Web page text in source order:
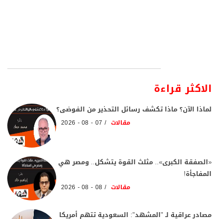
الاكثر قراءة
لماذا الآن؟ ماذا تكشف رسائل التحذير من الفوضى؟
مقالات 07 - 08 - 2026
«الصفقة الكبرى».. مثلث القوة يتشكل.. ومصر هي
المفاجأة!
مقالات 08 - 08 - 2026
مصادر عراقية لـ "المشهد": السعودية تتهم أمريكا